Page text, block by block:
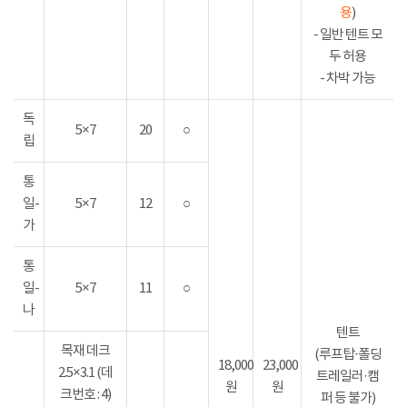
용)
- 일반 텐트 모
두 허용
- 차박 가능
독
립
5×7 20 ○
18,000
원
23,000
원
텐트
(루프탑·폴딩
트레일러·캠
퍼 등 불가)
통
일-
가
5×7 12 ○
통
일-
나
5×7 11 ○
목재 데크
2.5×3.1 (데
크번호 : 4)